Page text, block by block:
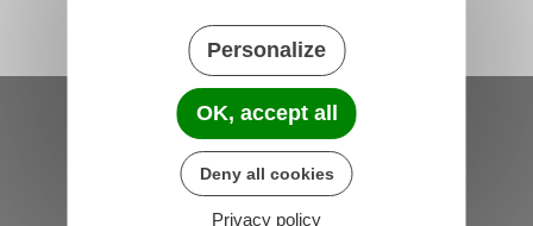
Saint-Michel-de-Plélan
4 rue des Terre Neuvas
22980 Saint-Michel-de-Plélan
Personalize
OK, accept all
Deny all cookies
Privacy policy